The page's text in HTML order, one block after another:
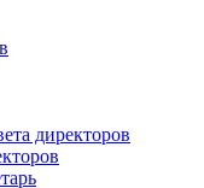
директоров